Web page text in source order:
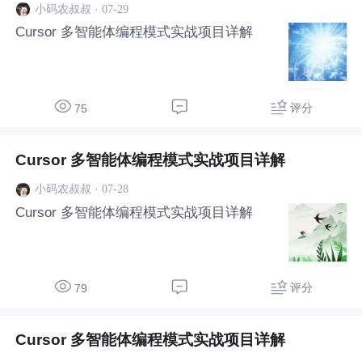
小码农叔叔 · 07-29
Cursor 多智能体编程模式实战项目详解
75 评分
Cursor 多智能体编程模式实战项目详解
小码农叔叔 · 07-28
Cursor 多智能体编程模式实战项目详解
79 评分
Cursor 多智能体编程模式实战项目详解